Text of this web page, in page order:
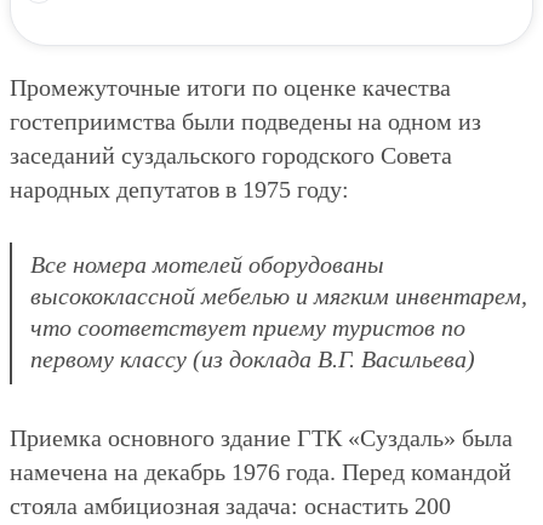
Промежуточные итоги по оценке качества
гостеприимства были подведены на одном из
заседаний суздальского городского Совета
народных депутатов в 1975 году:
Все номера мотелей оборудованы
высококлассной мебелью и мягким инвентарем,
что соответствует приему туристов по
первому классу (из доклада В.Г. Васильева)
Приемка основного здание ГТК «Суздаль» была
намечена на декабрь 1976 года. Перед командой
стояла амбициозная задача: оснастить 200